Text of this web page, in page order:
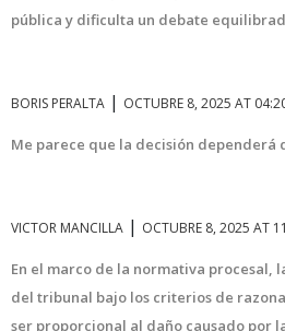
pública y dificulta un debate
BORIS PERALTA | OCTUBRE 8, 2025 AT
Me parece que la decisión
VICTOR MANCILLA | OCTUBRE 8, 2025 AT
En el marco de la normativa procesal,
del tribunal bajo los criterios de
ser proporcional al daño causado por
derrota en cuatro partidos.